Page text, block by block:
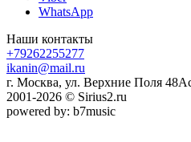
WhatsApp
Наши контакты
+79262255277
ikanin@mail.ru
г. Москва, ул. Верхние Поля
2001-2026 © Sirius2.ru
powered by: b7music